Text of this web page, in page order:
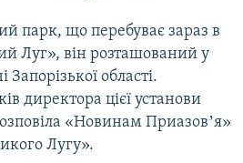
парк, що перебуває зараз в
Луг», він розташований у
області.
директора цієї установи
«Новинам Приазовʼя»
Лугу».